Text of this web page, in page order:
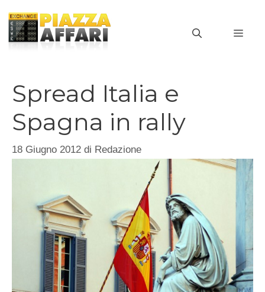
contenuto
Spread Italia e
Spagna in rally
18 Giugno 2012 di Redazione